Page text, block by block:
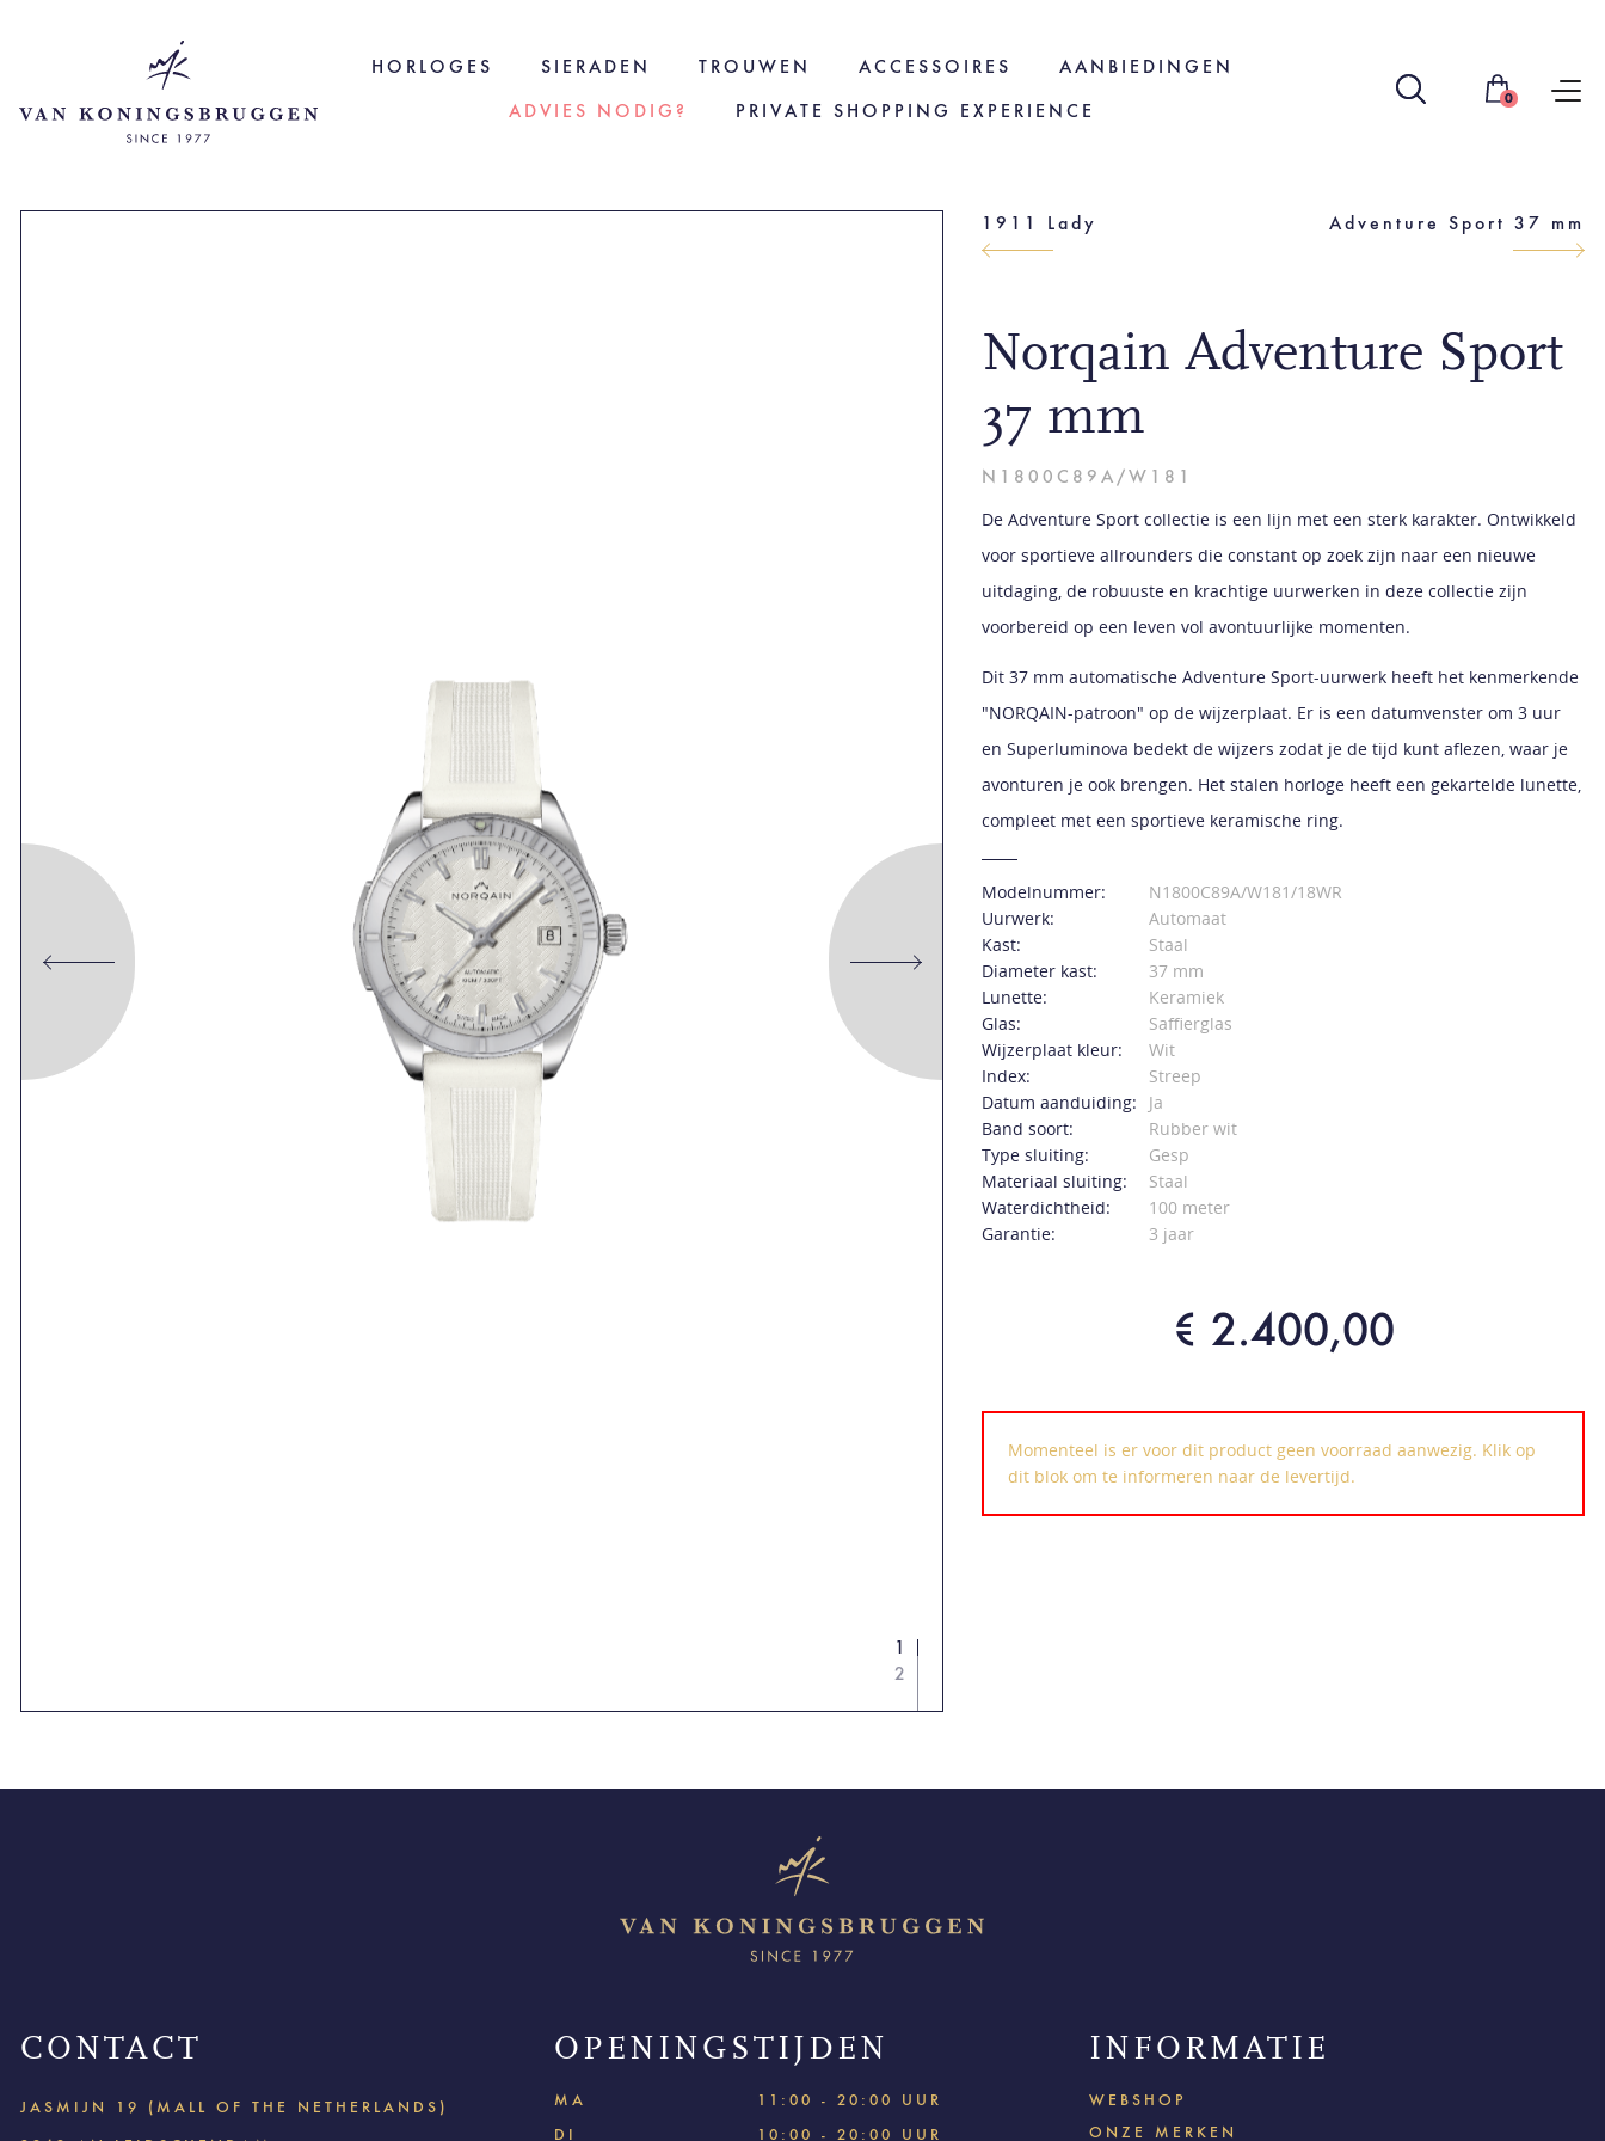
HORLOGES SIERADEN TROUWEN ACCESSOIRES
AANBIEDINGEN
ADVIES NODIG?
PRIVATE SHOPPING EXPERIENCE
0
1
2
1911 Lady Adventure Sport 37 mm
Norqain Adventure Sport
37 mm
N1800C89A/W181
De Adventure Sport collectie is een lijn met een sterk karakter. Ontwikkeld
voor sportieve allrounders die constant op zoek zijn naar een nieuwe
uitdaging, de robuuste en krachtige uurwerken in deze collectie zijn
voorbereid op een leven vol avontuurlijke momenten.
Dit 37 mm automatische Adventure Sport-uurwerk heeft het kenmerkende
"NORQAIN-patroon" op de wijzerplaat. Er is een datumvenster om 3 uur
en Superluminova bedekt de wijzers zodat je de tijd kunt aflezen, waar je
avonturen je ook brengen. Het stalen horloge heeft een gekartelde lunette,
compleet met een sportieve keramische ring.
Modelnummer:
N1800C89A/W181/18WR
Uurwerk:
Automaat
Kast:
Staal
Diameter kast:
37 mm
Lunette:
Keramiek
Glas:
Saffierglas
Wijzerplaat kleur:
Wit
Index:
Streep
Datum aanduiding:
Ja
Band soort:
Rubber wit
Type sluiting:
Gesp
Materiaal sluiting:
Staal
Waterdichtheid:
100 meter
Garantie:
3 jaar
€ 2.400,00
Momenteel is er voor dit product geen voorraad aanwezig. Klik op
dit blok om te informeren naar de levertijd.
CONTACT
JASMIJN 19 (MALL OF THE NETHERLANDS)
OPENINGSTIJDEN
MA
11:00 - 20:00 UUR
DI
10:00 - 20:00 UUR
INFORMATIE
WEBSHOP
ONZE MERKEN